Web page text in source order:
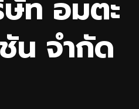
ท อมตะ
น จำกัด